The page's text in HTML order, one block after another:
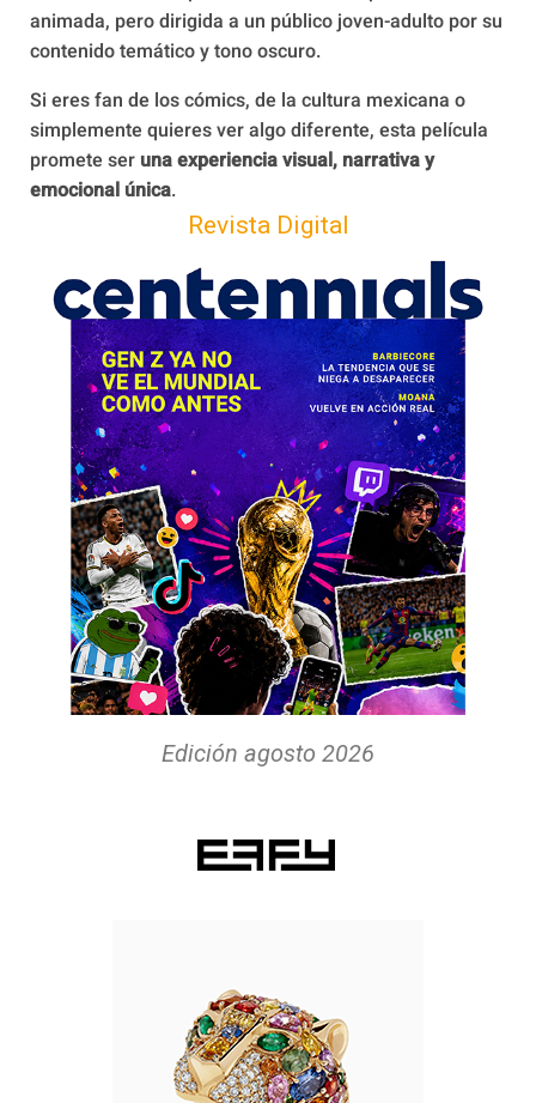
animada, pero dirigida a un público joven-adulto por su
contenido temático y tono oscuro.
Si eres fan de los cómics, de la cultura mexicana o
simplemente quieres ver algo diferente, esta película
promete ser una experiencia visual, narrativa y
emocional única.
Revista Digital
Edición agosto 2026